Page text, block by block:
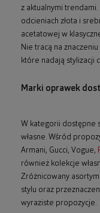
z aktualnymi
odcieniach złota i
acetatowej w
Nie tracą na
które nadają stylizacji
Marki oprawek
W kategorii dostępne
własne. Wśród
Armani, Gucci, Vogue,
również kolekcje
Zróżnicowany
stylu oraz
wyraziste propozycje.